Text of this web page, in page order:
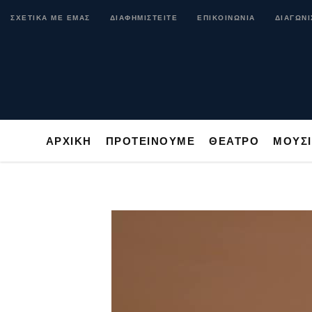
ΣΧΕΤΙΚΑ ΜΕ ΕΜΑΣ ΔΙΑΦΗΜΙΣΤΕΙΤΕ ΕΠΙΚΟΙΝΩΝΙΑ
ΑΡΧΙΚΗ ΠΡΟΤΕΙΝΟΥΜΕ ΘΕΑΤΡΟ
ΑΡΧΙΚΗ ΠΡΟΤΕΙΝΟΥΜΕ ΘΕΑΤΡΟ